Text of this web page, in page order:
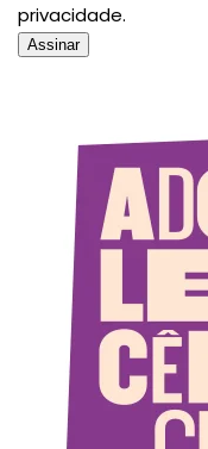
privacidade.